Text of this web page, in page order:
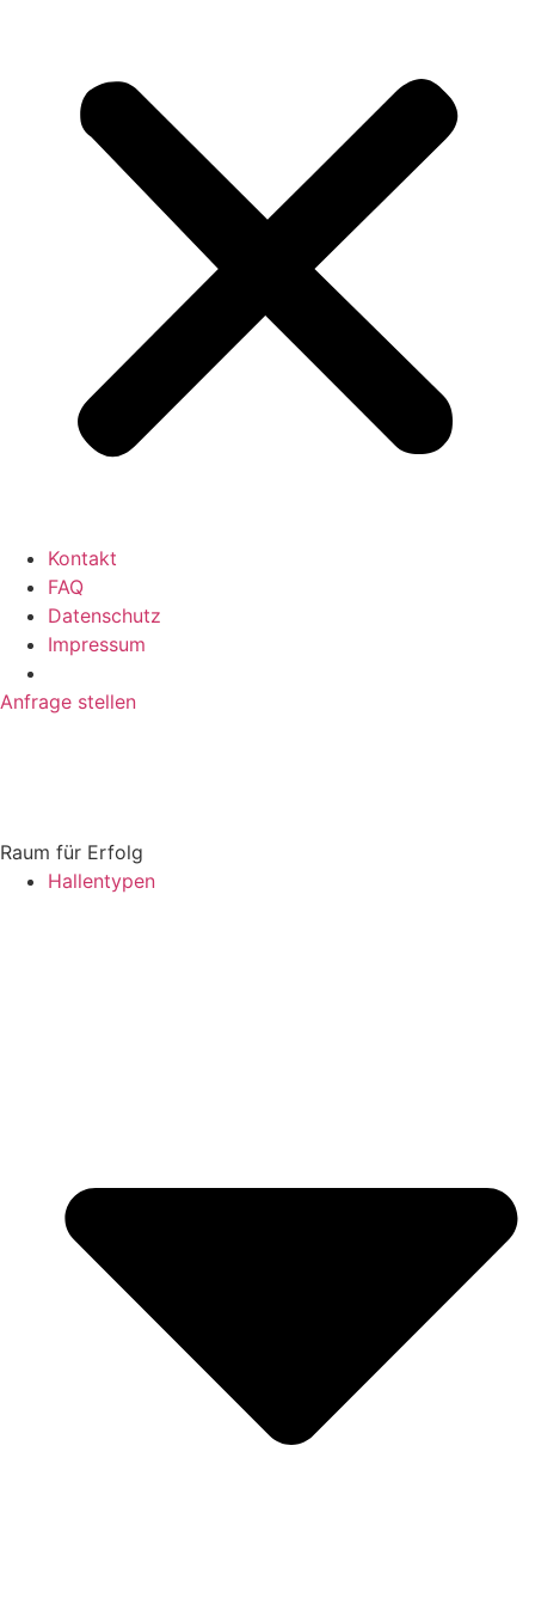
Kontakt
FAQ
Datenschutz
Impressum
Anfrage stellen
Raum für Erfolg
Hallentypen